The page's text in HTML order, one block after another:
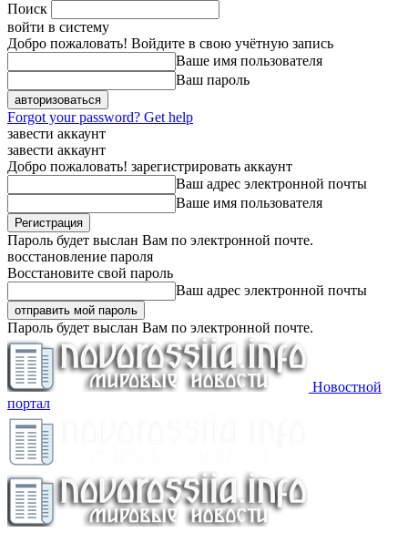
Поиск
войти в систему
Добро пожаловать! Войдите в свою учётную запись
Ваше имя пользователя
Ваш пароль
Forgot your password? Get help
завести аккаунт
завести аккаунт
Добро пожаловать! зарегистрировать аккаунт
Ваш адрес электронной почты
Ваше имя пользователя
Пароль будет выслан Вам по электронной почте.
восстановление пароля
Восстановите свой пароль
Ваш адрес электронной почты
Пароль будет выслан Вам по электронной почте.
Новостной
портал